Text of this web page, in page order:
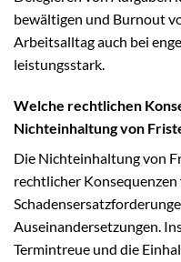
bewältigen und Burnout
Arbeitsalltag auch bei
leistungsstark.
Welche rechtlichen
Nichteinhaltung von
Die Nichteinhaltung von
rechtlicher
Auseinandersetzungen.
Termintreue und die